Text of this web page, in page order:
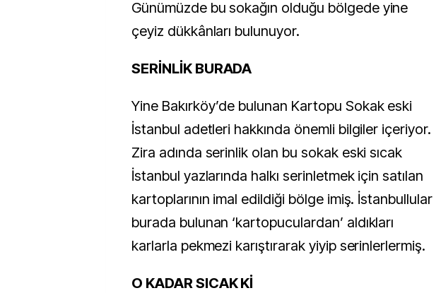
Günümüzde bu sokağın olduğu bölgede yine
çeyiz dükkânları bulunuyor.
SERİNLİK BURADA
Yine Bakırköy’de bulunan Kartopu Sokak eski
İstanbul adetleri hakkında önemli bilgiler içeriyor.
Zira adında serinlik olan bu sokak eski sıcak
İstanbul yazlarında halkı serinletmek için satılan
kartoplarının imal edildiği bölge imiş. İstanbullular
burada bulunan ‘kartopuculardan’ aldıkları
karlarla pekmezi karıştırarak yiyip serinlerlermiş.
O KADAR SICAK Kİ